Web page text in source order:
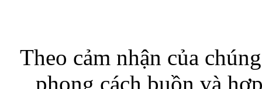
Theo cảm nhận của
phong cách buồn và